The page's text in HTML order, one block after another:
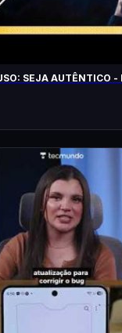
SEJA AUTÊNTICO